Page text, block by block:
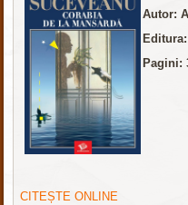
Autor:
Pagini:
CITEȘTE ONLINE